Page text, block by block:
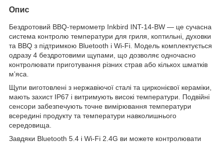
Опис
Бездротовий BBQ-термометр Inkbird INT-14-BW — це сучасна
система контролю температури для гриля, коптильні, духовки
та BBQ з підтримкою Bluetooth і Wi-Fi. Модель комплектується
одразу 4 бездротовими щупами, що дозволяє одночасно
контролювати приготування різних страв або кількох шматків
м’яса.
Щупи виготовлені з нержавіючої сталі та цирконієвої кераміки,
мають захист IP67 і витримують високі температури. Подвійні
сенсори забезпечують точне вимірювання температури
всередині продукту та температури навколишнього
середовища.
Завдяки Bluetooth 5.4 і Wi-Fi 2.4G ви можете контролювати